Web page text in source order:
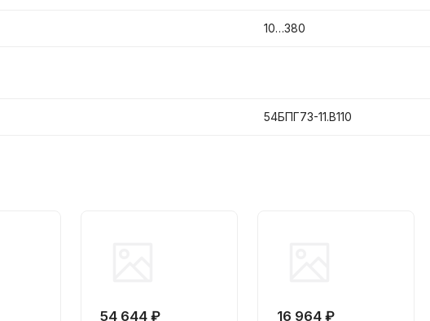
10…380
54БПГ73-11.В110
54 644 ₽ 16 964 ₽